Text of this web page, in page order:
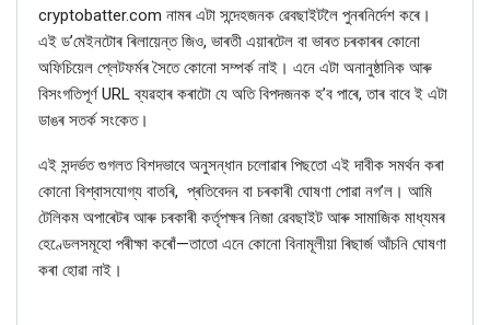
cryptobatter.com নামৰ এটা সন্দেহজনক ৱেবছাইটলৈ পুনৰনিৰ্দেশ কৰে।
এই ড’মেইনটোৰ ৰিলায়েন্ত জিও, ভাৰতী এয়াৰটেল বা ভাৰত চৰকাৰৰ কোনো
অফিচিয়েল প্লেটফৰ্মৰ সৈতে কোনো সম্পৰ্ক নাই। এনে এটা অনানুষ্ঠানিক আৰু
বিসংগতিপূৰ্ণURLব্যৱহাৰ কৰাটো যে অতি বিপদজনক হ’ব পাৰে, তাৰ বাবে ই এটা
ডাঙৰ সতর্ক সংকেত।
এই সন্দৰ্ভত গুগলত বিশদভাবে অনুসন্ধান চলোৱাৰ পিছতো এই দাবীক সমৰ্থন কৰা
কোনো বিশ্বাসযোগ্য বাতৰি, প্ৰতিবেদন বা চৰকাৰী ঘোষণা পোৱা নগ’ল। আমি
টেলিকম অপাৰেটৰ আৰু চৰকাৰী কৰ্তৃপক্ষৰ নিজা ৱেবছাইট আৰু সামাজিক মাধ্যমৰ
হেণ্ডেলসমূহো পৰীক্ষা কৰোঁ—তাতো এনে কোনো বিনামূলীয়া ৰিছাৰ্জ আঁচনি ঘোষণা
কৰা হোৱা নাই।